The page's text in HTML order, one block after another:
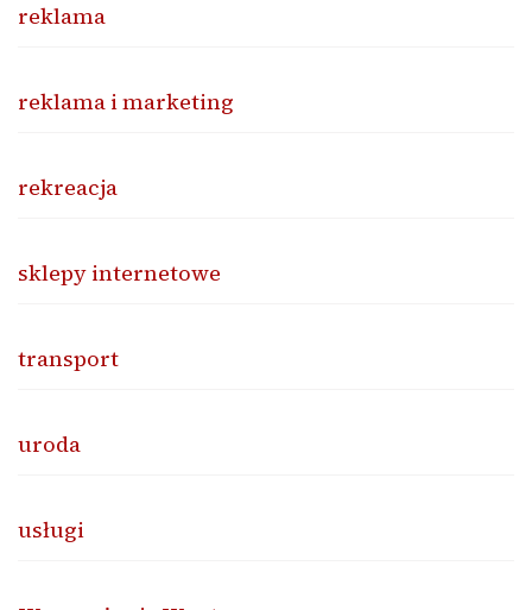
reklama
reklama i marketing
rekreacja
sklepy internetowe
transport
uroda
usługi